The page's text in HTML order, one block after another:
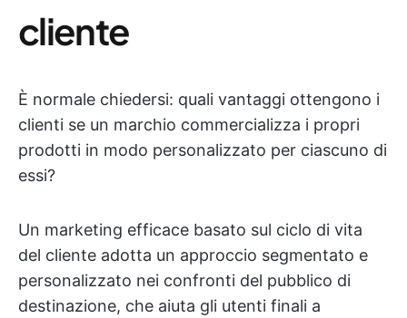
cliente
È normale chiedersi: quali vantaggi ottengono i
clienti se un marchio commercializza i propri
prodotti in modo personalizzato per ciascuno di
essi?
Un marketing efficace basato sul ciclo di vita
del cliente adotta un approccio segmentato e
personalizzato nei confronti del pubblico di
destinazione, che aiuta gli utenti finali a